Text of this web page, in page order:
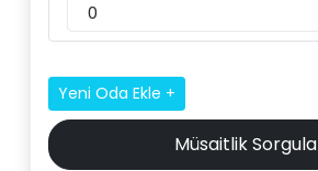
0
Yeni Oda Ekle +
Müsaitlik Sorgula